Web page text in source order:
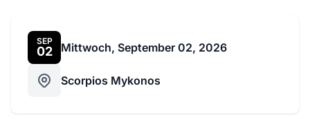
SEP
02 Mittwoch, September 02, 2026
Scorpios Mykonos